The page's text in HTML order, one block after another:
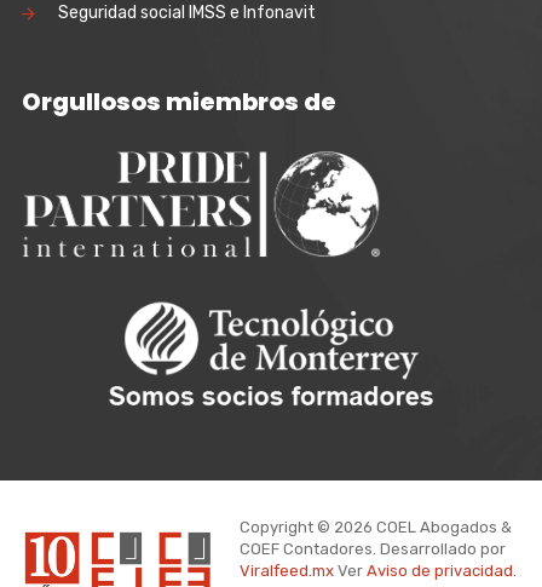
Seguridad social IMSS e Infonavit
Orgullosos miembros de
Copyright © 2026 COEL Abogados &
COEF Contadores. Desarrollado por
Viralfeed.mxVer Aviso de privacidad.